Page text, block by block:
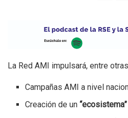
La Red AMI impulsará, entre
Campañas AMI a nivel
Creación de un